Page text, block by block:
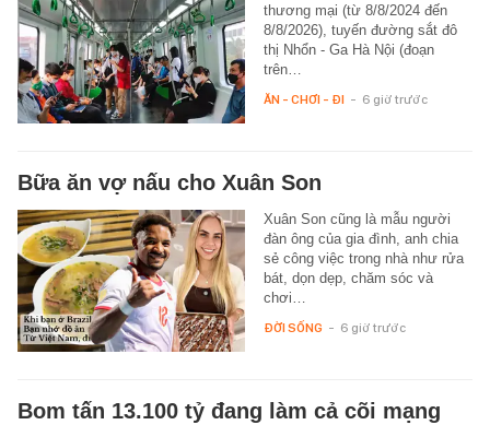
thương mại (từ 8/8/2024 đến
8/8/2026), tuyến đường sắt đô
thị Nhổn - Ga Hà Nội (đoạn
trên…
ĂN - CHƠI - ĐI - 6 giờ trước
Bữa ăn vợ nấu cho Xuân Son
Xuân Son cũng là mẫu người
đàn ông của gia đình, anh chia
sẻ công việc trong nhà như rửa
bát, dọn dẹp, chăm sóc và
chơi…
ĐỜI SỐNG - 6 giờ trước
Bom tấn 13.100 tỷ đang làm cả cõi mạng